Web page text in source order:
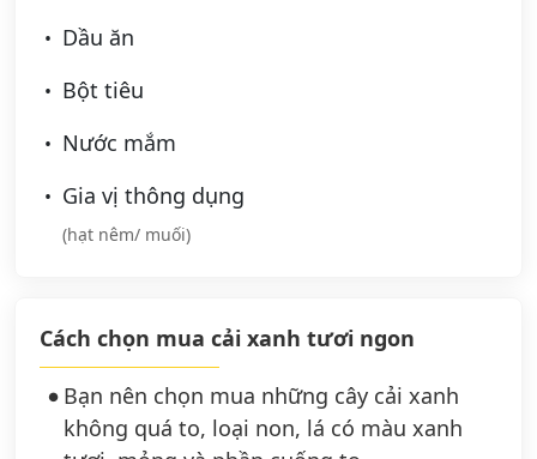
Dầu ăn
Bột tiêu
Nước mắm
Gia vị thông dụng
(hạt nêm/ muối)
Cách chọn mua cải xanh tươi ngon
Bạn nên chọn mua những cây cải xanh
không quá to, loại non, lá có màu xanh